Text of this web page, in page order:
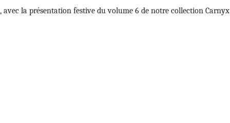
la présentation festive du volume 6 de notre collection